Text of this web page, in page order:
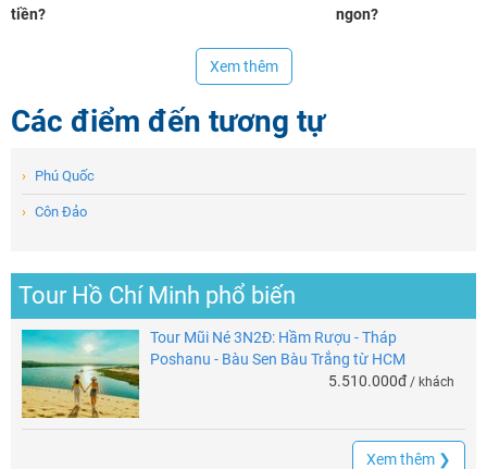
tiền?
ngon?
Xem thêm
Các điểm đến tương tự
› Phú Quốc
› Côn Đảo
Tour Hồ Chí Minh phổ biến
Tour Mũi Né 3N2Đ: Hầm Rượu - Tháp
Poshanu - Bàu Sen Bàu Trắng từ HCM
5.510.000đ / khách
Xem thêm ❯